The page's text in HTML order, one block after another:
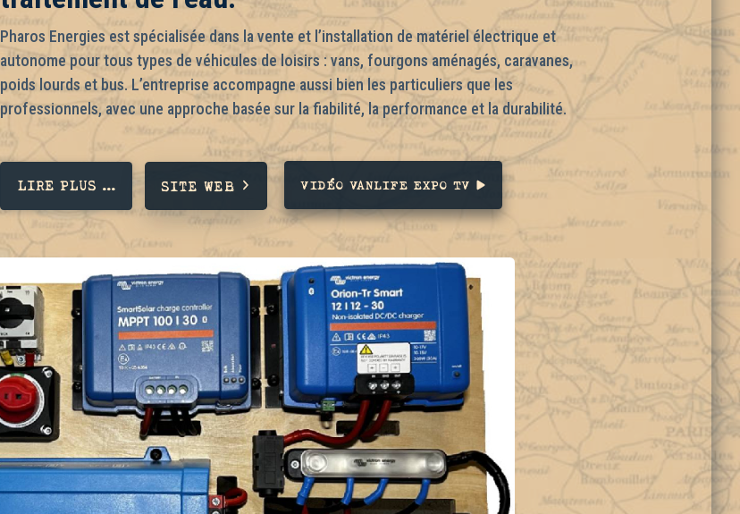
Pharos Energies est spécialisée dans la vente et l’installation de matériel électrique et
autonome pour tous types de véhicules de loisirs : vans, fourgons aménagés, caravanes,
poids lourds et bus. L’entreprise accompagne aussi bien les particuliers que les
professionnels, avec une approche basée sur la fiabilité, la performance et la durabilité.
LIRE PLUS ... SITE WEB VIDÉO VANLIFE EXPO TV